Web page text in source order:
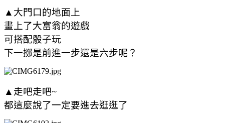
▲大門口的地面上
畫上了大富翁的遊戲
可搭配骰子玩
下一擲是前進一步還是六步呢？
▲走吧走吧~
都這麼說了一定要進去逛逛了